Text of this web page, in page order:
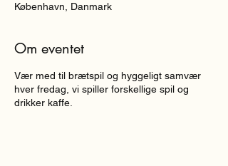
København, Danmark
Om eventet
Vær med til brætspil og hyggeligt samvær
hver fredag, vi spiller forskellige spil og
drikker kaffe.